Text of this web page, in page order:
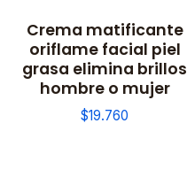
Crema matificante
oriflame facial piel
grasa elimina brillos
hombre o mujer
$19.760